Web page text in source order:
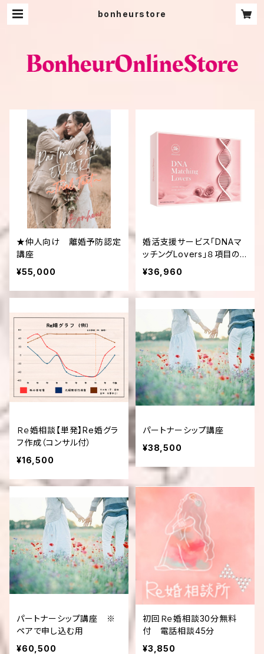
bonheurstore
★仲人向け 離婚予防認定
講座
¥55,000
婚活支援サービス「DNAマ
ッチングLovers」８項目の
遺伝子解析チケット
¥36,960
Ｒｅ婚相談【単発】Re婚グラ
フ作成（コンサル付）
¥16,500
パートナーシップ講座
¥38,500
パートナーシップ講座 ※
ペアで申し込む用
¥60,500
初回Ｒｅ婚相談30分無料
付 電話相談45分
¥3,850